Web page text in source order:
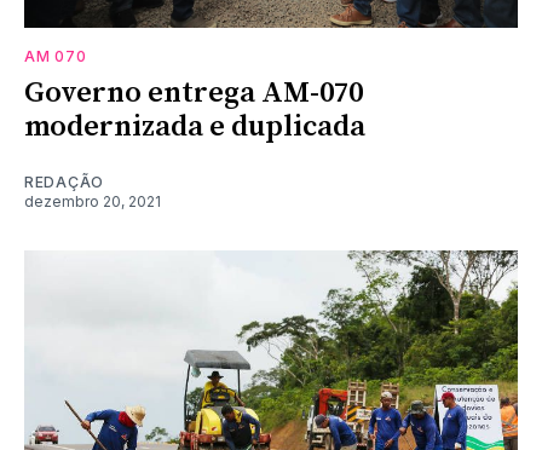
AM 070
Governo entrega AM-070
modernizada e duplicada
REDAÇÃO
dezembro 20, 2021